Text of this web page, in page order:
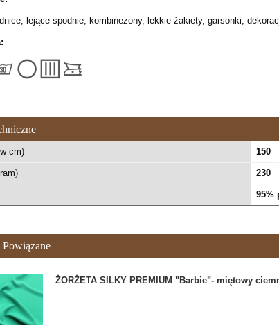
lejące spodnie, kombinezony, lekkie żakiety, garsonki,
cm) 150
230
95%
ŻORŻETA SILKY PREMIUM "Barbie"- miętowy